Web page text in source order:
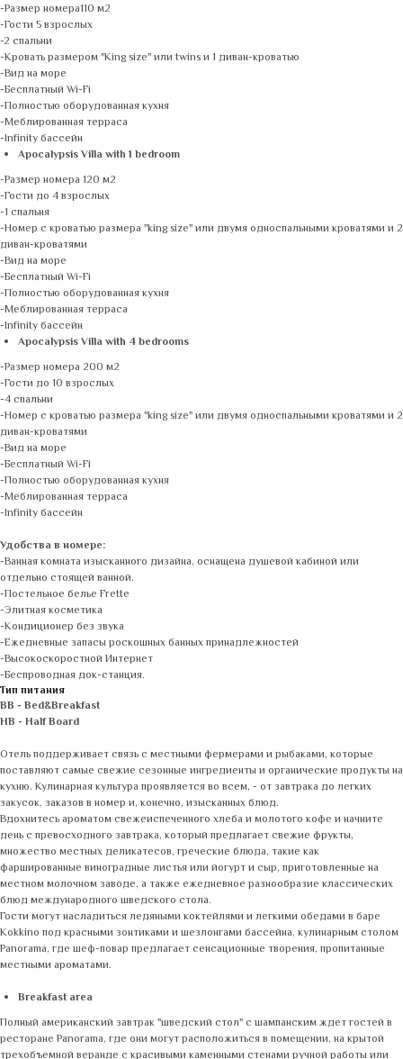
-Размер номера110 м2
-Гости 5 взрослых
-2 спальни
-Кровать размером "King size" или twins и 1 диван-кроватью
-Вид на море
-Бесплатный Wi-Fi
-Полностью оборудованная кухня
-Меблированная терраса
-Infinity бассейн
Apocalypsis Villa with 1 bedroom
-Размер номера 120 м2
-Гости до 4 взрослых
-1 спальня
-Номер с кроватью размера "king size" или двумя односпальными кроватями и 2
диван-кроватями
-Вид на море
-Бесплатный Wi-Fi
-Полностью оборудованная кухня
-Меблированная терраса
-Infinity бассейн
Apocalypsis Villa with 4 bedrooms
-Размер номера 200 м2
-Гости до 10 взрослых
-4 спальни
-Номер с кроватью размера "king size" или двумя односпальными кроватями и 2
диван-кроватями
-Вид на море
-Бесплатный Wi-Fi
-Полностью оборудованная кухня
-Меблированная терраса
-Infinity бассейн
Удобства в номере:
-Ванная комната изысканного дизайна, оснащена душевой кабиной или
отдельно стоящей ванной.
-Постельное белье Frette
-Элитная косметика
-Кондиционер без звука
-Ежедневные запасы роскошных банных принадлежностей
-Высокоскоростной Интернет
-Беспроводная док-станция.
Тип питания
BB - Bed&Breakfast
HB - Half Board
Отель поддерживает связь с местными фермерами и рыбаками, которые
поставляют самые свежие сезонные ингредиенты и органические продукты на
кухню. Кулинарная культура проявляется во всем, - от завтрака до легких
закусок, заказов в номер и, конечно, изысканных блюд.
Вдохнитесь ароматом свежеиспеченного хлеба и молотого кофе и начните
день с превосходного завтрака, который предлагает свежие фрукты,
множество местных деликатесов, греческие блюда, такие как
фаршированные виноградные листья или йогурт и сыр, приготовленные на
местном молочном заводе, а также ежедневное разнообразие классических
блюд международного шведского стола.
Гости могут насладиться ледяными коктейлями и легкими обедами в баре
Kokkino под красными зонтиками и шезлонгами бассейна, кулинарным столом
Panorama, где шеф-повар предлагает сенсационные творения, пропитанные
местными ароматами.
Breakfast area
Полный американский завтрак "шведский стол" с шампанским ждет гостей в
ресторане Panorama, где они могут расположиться в помещении, на крытой